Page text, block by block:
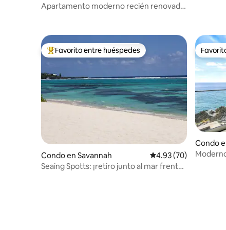
Apartamento moderno recién renovado
Favorito entre huéspedes preferido
Favorito entre huéspedes
Condo en Savannah Calificación
4.93 (70)
Seaing Spotts: ¡retiro junto al mar frente
Condo